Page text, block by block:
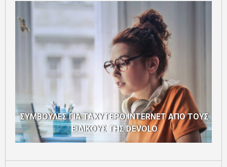
ΣΥΜΒΟΥΛΕΣ ΓΙΑ ΤΑΧΥΤΕΡΟ INTERNET ΑΠΟ ΤΟΥΣ
ΕΙΔΙΚΟΥΣ ΤΗΣ DEVOLO